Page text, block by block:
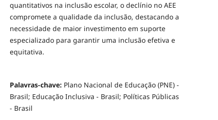
quantitativos na inclusão escolar, o declínio no AEE
compromete a qualidade da inclusão, destacando a
necessidade de maior investimento em suporte
especializado para garantir uma inclusão efetiva e
equitativa.
Palavras-chave:Plano Nacional de Educação (PNE) -
Brasil; Educação Inclusiva - Brasil; Políticas Públicas
- Brasil